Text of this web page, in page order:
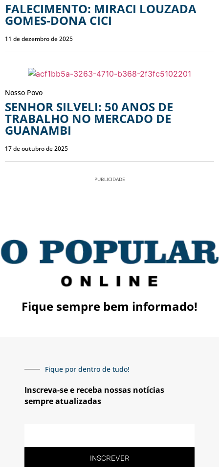
FALECIMENTO: MIRACI LOUZADA
GOMES-DONA CICI
11 de dezembro de 2025
Nosso Povo
SENHOR SILVELI: 50 ANOS DE
TRABALHO NO MERCADO DE
GUANAMBI
17 de outubro de 2025
PUBLICIDADE
Fique sempre bem informado!
Fique por dentro de tudo!
Inscreva-se e receba nossas notícias
sempre atualizadas
INSCREVER